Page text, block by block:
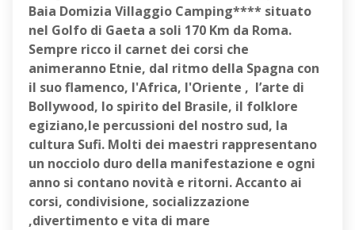
Baia Domizia Villaggio Camping**** situato
nel Golfo di Gaeta a soli 170 Km da Roma.
Sempre ricco il carnet dei corsi che
animeranno Etnie, dal ritmo della Spagna con
il suo flamenco, l'Africa, l'Oriente , l’arte di
Bollywood, lo spirito del Brasile, il folklore
egiziano,le percussioni del nostro sud, la
cultura Sufi. Molti dei maestri rappresentano
un nocciolo duro della manifestazione e ogni
anno si contano novità e ritorni. Accanto ai
corsi, condivisione, socializzazione
,divertimento e vita di mare